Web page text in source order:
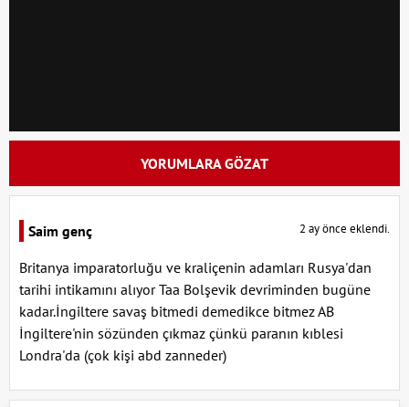
YORUMLARA GÖZAT
Saim genç 2 ay önce eklendi.
Britanya imparatorluğu ve kraliçenin adamları Rusya'dan
tarihi intikamını alıyor Taa Bolşevik devriminden bugüne
kadar.İngiltere savaş bitmedi demedikce bitmez AB
İngiltere'nin sözünden çıkmaz çünkü paranın kıblesi
Londra'da (çok kişi abd zanneder)